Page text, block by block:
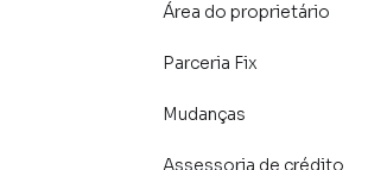
Área do proprietário
Parceria Fix
Mudanças
Assessoria de crédito